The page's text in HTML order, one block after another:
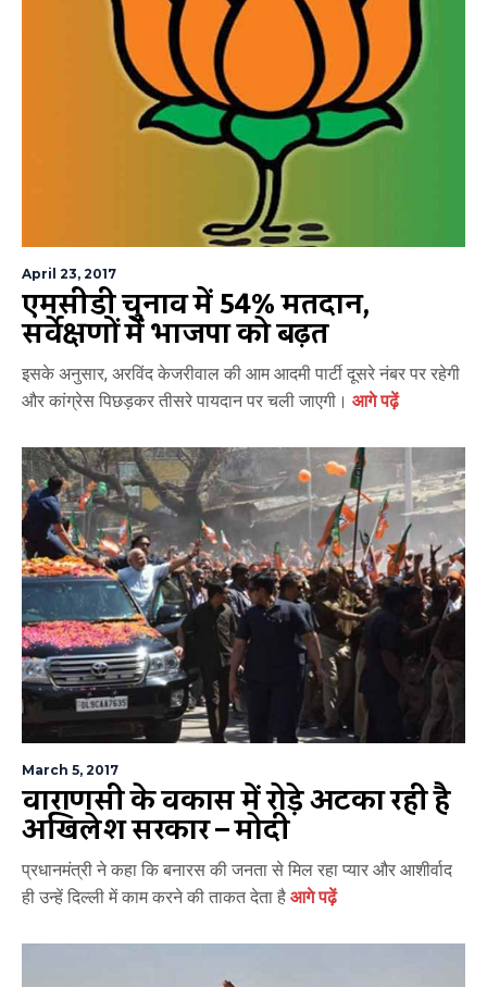
April 23, 2017
एमसीडी चुनाव में 54% मतदान,
सर्वेक्षणों में भाजपा को बढ़त
इसके अनुसार, अरविंद केजरीवाल की आम आदमी पार्टी दूसरे नंबर पर रहेगी
और कांग्रेस पिछड़कर तीसरे पायदान पर चली जाएगी। आगे पढ़ें
March 5, 2017
वाराणसी के विकास में रोड़े अटका रही है
अखिलेश सरकार – मोदी
प्रधानमंत्री ने कहा कि बनारस की जनता से मिल रहा प्यार और आशीर्वाद
ही उन्हें दिल्ली में काम करने की ताकत देता है आगे पढ़ें